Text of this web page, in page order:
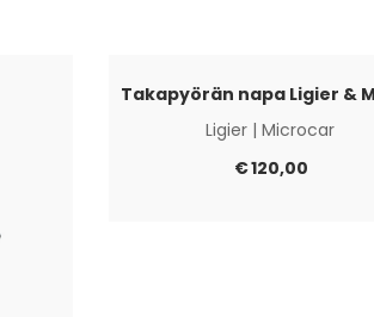
Ligier | Microcar
€120,00